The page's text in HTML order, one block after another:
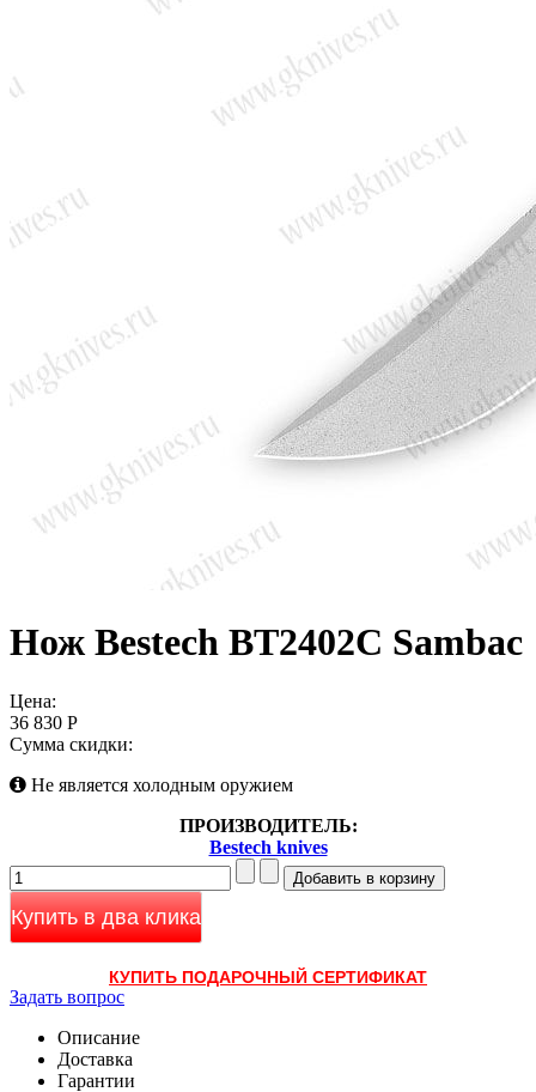
Нож Bestech BT2402C Sambac
Цена:
36 830 Р
Сумма скидки:
Не является холодным оружием
ПРОИЗВОДИТЕЛЬ:
Bestech knives
Купить в два клика
КУПИТЬ ПОДАРОЧНЫЙ СЕРТИФИКАТ
Задать вопрос
Описание
Доставка
Гарантии